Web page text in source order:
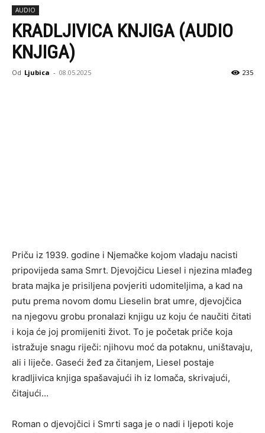
AUDIO
KRADLJIVICA KNJIGA (AUDIO
KNJIGA)
Od Ljubica - 08.05.2025 235
Priču iz 1939. godine i Njemačke kojom vladaju nacisti
pripovijeda sama Smrt. Djevojčicu Liesel i njezina mlađeg
brata majka je prisiljena povjeriti udomiteljima, a kad na
putu prema novom domu Lieselin brat umre, djevojčica
na njegovu grobu pronalazi knjigu uz koju će naučiti čitati
i koja će joj promijeniti život. To je početak priče koja
istražuje snagu riječi: njihovu moć da potaknu, uništavaju,
ali i liječe. Gaseći žeđ za čitanjem, Liesel postaje
kradljivica knjiga spašavajući ih iz lomača, skrivajući,
čitajući…
Roman o djevojčici i Smrti saga je o nadi i ljepoti koje